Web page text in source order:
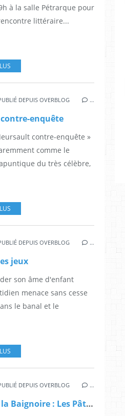
à la salle Pétrarque pour
littéraire...
DEPUIS OVERBLOG …
enquête
contre-enquête »
comme le
du très célèbre,
DEPUIS OVERBLOG …
jeux
son âme d'enfant
menace sans cesse
le banal et le
DEPUIS OVERBLOG …
Spectacle à la Baignoire : Les Pâtissières